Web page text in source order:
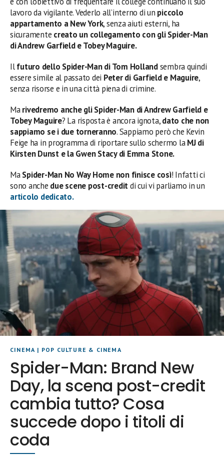
lavoro da vigilante. Vederlo all’interno di un piccolo
appartamento a New York, senza aiuti esterni, ha
sicuramente creato un collegamento con gli Spider-Man
di Andrew Garfield e Tobey Maguire.
Ilfuturo dello Spider-Man di Tom Hollandsembra quindi
essere simile al passato dei Peter di Garfield e Maguire,
senza risorse e in una città piena di crimine.
Marivedremo anche gli Spider-Man di Andrew Garfield e
Tobey Maguire? La risposta è ancora ignota,dato che non
sappiamo se i due torneranno. Sappiamo però che Kevin
Feige ha in programma di riportare sullo schermo laMJ di
Kirsten Dunst e la Gwen Stacy di Emma Stone.
MaSpider-Man No Way Home non finisce così! Infatti ci
sono anche due scene post-creditdi cui vi parliamo in un
articolo dedicato.
CINEMA | POP CULTURE & CINEMA
Spider-Man: Brand New
Day, la scena post-credit
cambia tutto? Cosa
succede dopo i titoli di
coda